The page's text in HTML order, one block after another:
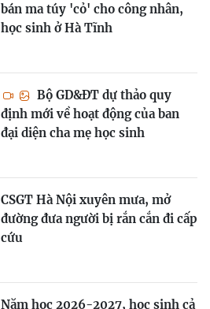
bán ma túy 'cỏ' cho công nhân,
học sinh ở Hà Tĩnh
Bộ GD&ĐT dự thảo quy
định mới về hoạt động của ban
đại diện cha mẹ học sinh
CSGT Hà Nội xuyên mưa, mở
đường đưa người bị rắn cắn đi cấp
cứu
Năm học 2026-2027, học sinh cả